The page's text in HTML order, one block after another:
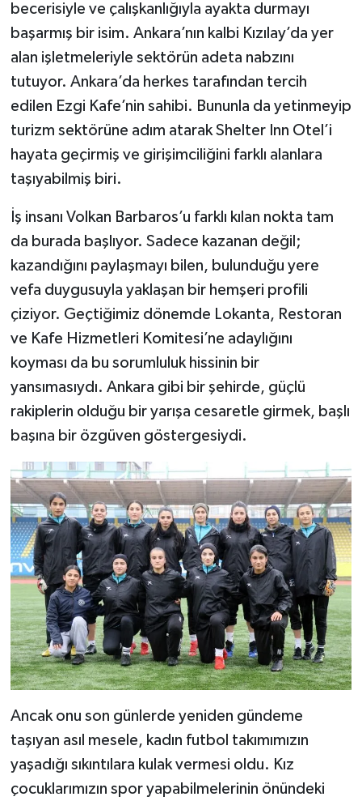
becerisiyle ve çalışkanlığıyla ayakta durmayı
başarmış bir isim. Ankara’nın kalbi Kızılay’da yer
alan işletmeleriyle sektörün adeta nabzını
tutuyor. Ankara’da herkes tarafından tercih
edilen Ezgi Kafe’nin sahibi. Bununla da yetinmeyip
turizm sektörüne adım atarak Shelter Inn Otel’i
hayata geçirmiş ve girişimciliğini farklı alanlara
taşıyabilmiş biri.
İş insanı Volkan Barbaros’u farklı kılan nokta tam
da burada başlıyor. Sadece kazanan değil;
kazandığını paylaşmayı bilen, bulunduğu yere
vefa duygusuyla yaklaşan bir hemşeri profili
çiziyor. Geçtiğimiz dönemde Lokanta, Restoran
ve Kafe Hizmetleri Komitesi’ne adaylığını
koyması da bu sorumluluk hissinin bir
yansımasıydı. Ankara gibi bir şehirde, güçlü
rakiplerin olduğu bir yarışa cesaretle girmek, başlı
başına bir özgüven göstergesiydi.
Ancak onu son günlerde yeniden gündeme
taşıyan asıl mesele, kadın futbol takımımızın
yaşadığı sıkıntılara kulak vermesi oldu. Kız
çocuklarımızın spor yapabilmelerinin önündeki